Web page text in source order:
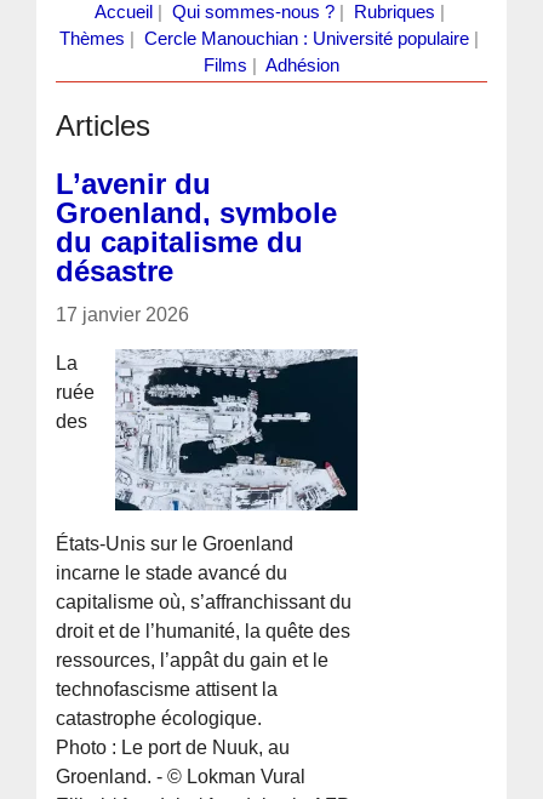
Accueil Qui sommes-nous ?| Rubriques
Thèmes
Cercle Manouchian : Université populaire
Films
Adhésion
Articles
L’avenir du
Groenland, symbole
du capitalisme du
désastre
17 janvier 2026
La
ruée
des
États-Unis sur le Groenland
incarne le stade avancé du
capitalisme où, s’affranchissant du
droit et de l’humanité, la quête des
ressources, l’appât du gain et le
technofascisme attisent la
catastrophe écologique.
Photo : Le port de Nuuk, au
Groenland. - © Lokman Vural